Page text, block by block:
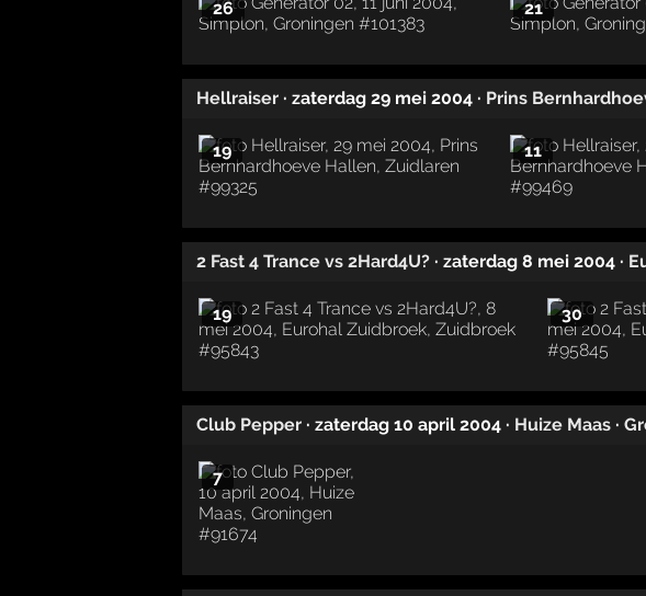
26 21
Hellraiser · zaterdag 29 mei 2004 · Prins
19 11
2 Fast 4 Trance vs 2Hard4U? · zaterdag 8 mei 2004 ·
19 30
Club Pepper · zaterdag 10 april 2004 · Huize Maas ·
7